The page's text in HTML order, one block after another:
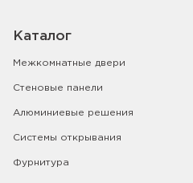
Каталог
Межкомнатные двери
Стеновые панели
Алюминиевые решения
Системы открывания
Фурнитура